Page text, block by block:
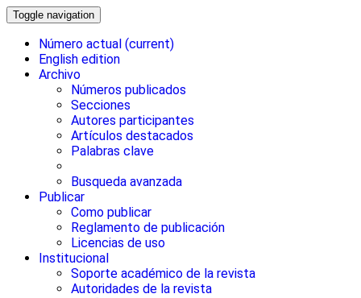
Toggle navigation
Número actual (current)
English edition
Archivo
Números publicados
Secciones
Autores participantes
Artículos destacados
Palabras clave
Busqueda avanzada
Publicar
Como publicar
Reglamento de publicación
Licencias de uso
Institucional
Soporte académico de la revista
Autoridades de la revista